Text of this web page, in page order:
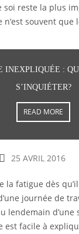
soi reste la plus
souvent que
INEXPLIQUÉE :
S’INQUIÉTER?
READ MORE
25 AVRIL 2016
la fatigue dès
journée de
lendemain
est facile à